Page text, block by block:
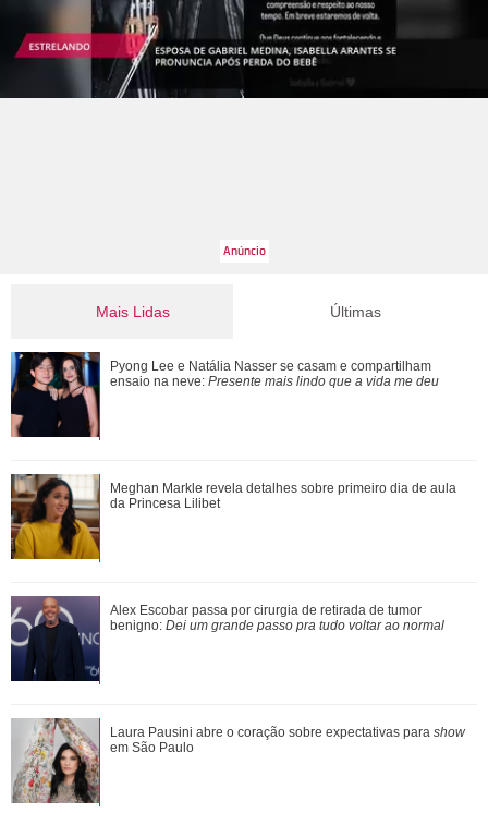
Mais Lidas
Pyong Lee e Natália Nasser se casam e compartilham
ensaio na neve: Presente mais lindo que a...
Ele cresceu! Veja evolução de Marcelo Sangalo, filho de
Ivete Sangalo e Daniel Cady
Meghan Markle revela detalhes sobre primeiro dia de aula
da Princesa Lilibet
Luiza Brunet, Ana Hickmann, Rihanna... Veja as famosas
que já denunciaram violência domést...
Últimas
Pyong Lee e Natália Nasser se casam e compartilham
ensaio na neve: Presente mais lindo que a vida me deu
Meghan Markle revela detalhes sobre primeiro dia de aula
da Princesa Lilibet
Alex Escobar passa por cirurgia de retirada de tumor
benigno: Dei um grande passo pra tudo voltar ao normal
Laura Pausini abre o coração sobre expectativas para show
em São Paulo